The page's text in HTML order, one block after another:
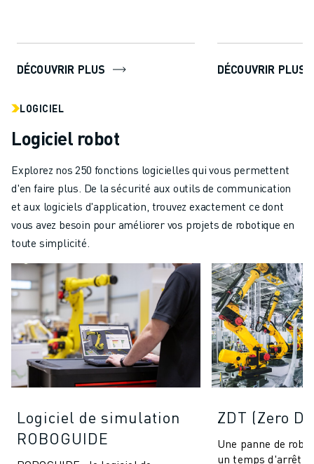
DÉCOUVRIR PLUS DÉCOUVRIR PLUS
LOGICIEL
Logiciel robot
Explorez nos 250 fonctions logicielles qui vous permettent
d'en faire plus. De la sécurité aux outils de communication
et aux logiciels d'application, trouvez exactement ce dont
vous avez besoin pour améliorer vos projets de robotique en
toute simplicité.
Logiciel de simulation
ROBOGUIDE
ZDT (Zero
Une panne de
un temps d'arrêt